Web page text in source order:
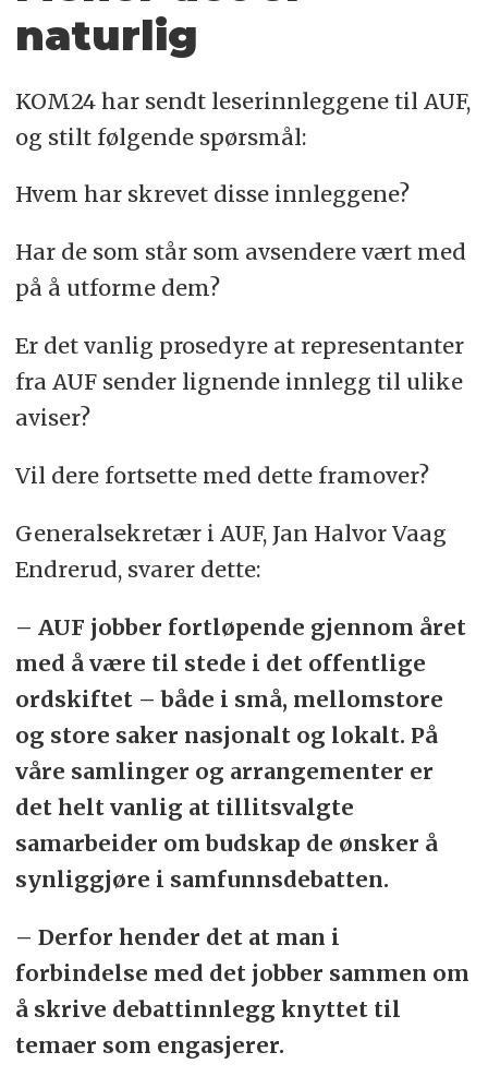
naturlig
KOM24 har sendt leserinnleggene til AUF,
og stilt følgende spørsmål:
Hvem har skrevet disse innleggene?
Har de som står som avsendere vært med
på å utforme dem?
Er det vanlig prosedyre at representanter
fra AUF sender lignende innlegg til ulike
aviser?
Vil dere fortsette med dette framover?
Generalsekretær i AUF, Jan Halvor Vaag
Endrerud, svarer dette:
– AUF jobber fortløpende gjennom året
med å være til stede i det offentlige
ordskiftet – både i små, mellomstore
og store saker nasjonalt og lokalt. På
våre samlinger og arrangementer er
det helt vanlig at tillitsvalgte
samarbeider om budskap de ønsker å
synliggjøre i samfunnsdebatten.
– Derfor hender det at man i
forbindelse med det jobber sammen om
å skrive debattinnlegg knyttet til
temaer som engasjerer.